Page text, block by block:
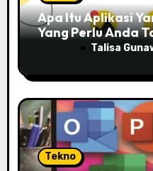
Apa Itu Aplikasi
Yang Perlu Anda
Talisa
Tekno